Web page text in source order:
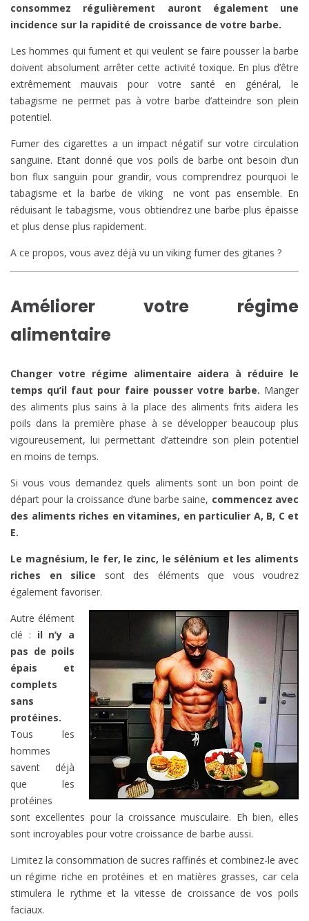
consommez régulièrement auront également une
incidence sur la rapidité de croissance de votre barbe.
Les hommes qui fument et qui veulent se faire pousser la barbe
doivent absolument arrêter cette activité toxique. En plus d’être
extrêmement mauvais pour votre santé en général, le
tabagisme ne permet pas à votre barbe d’atteindre son plein
potentiel.
Fumer des cigarettes a un impact négatif sur votre circulation
sanguine. Etant donné que vos poils de barbe ont besoin d’un
bon flux sanguin pour grandir, vous comprendrez pourquoi le
tabagisme et la barbe de viking ne vont pas ensemble. En
réduisant le tabagisme, vous obtiendrez une barbe plus épaisse
et plus dense plus rapidement.
A ce propos, vous avez déjà vu un viking fumer des gitanes ?
Améliorer votre régime
alimentaire
Changer votre régime alimentaire aidera à réduire le
temps qu’il faut pour faire pousser votre barbe. Manger
des aliments plus sains à la place des aliments frits aidera les
poils dans la première phase à se développer beaucoup plus
vigoureusement, lui permettant d’atteindre son plein potentiel
en moins de temps.
Si vous vous demandez quels aliments sont un bon point de
départ pour la croissance d’une barbe saine, commencez avec
des aliments riches en vitamines, en particulier A, B, C et
E.
Le magnésium, le fer, le zinc, le sélénium et les aliments
riches en silice sont des éléments que vous voudrez
également favoriser.
Autre élément
clé : il n’y a
pas de poils
épais et
complets
sans
protéines.
Tous les
hommes
savent déjà
que les
protéines
sont excellentes pour la croissance musculaire. Eh bien, elles
sont incroyables pour votre croissance de barbe aussi.
Limitez la consommation de sucres raffinés et combinez-le avec
un régime riche en protéines et en matières grasses, car cela
stimulera le rythme et la vitesse de croissance de vos poils
faciaux.